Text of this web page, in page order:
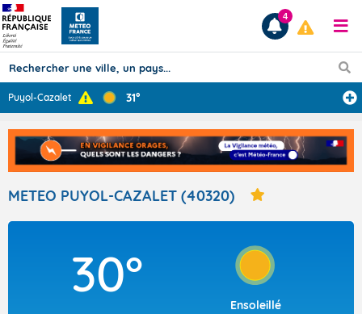
Prévisions
TOUS LES RÉSULTATS
Articles
4
Puyol-Cazalet 31°
METEO PUYOL-CAZALET (40320)
30°
Ensoleillé